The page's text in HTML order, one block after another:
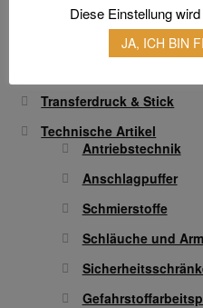
Atemschutz &
Gesichtsschutz &
Transferdruck & Stick
Technische Artikel
Antriebstechnik
Anschlagpuffer
Schmierstoffe
Schläuche und
Diese Einstellung
JA, ICH BIN